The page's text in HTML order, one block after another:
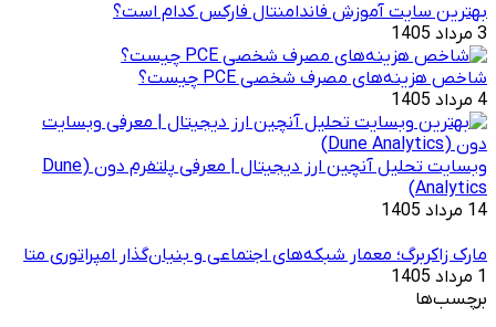
بهترین سایت آموزش فاندامنتال فارکس کدام است؟
3 مرداد 1405
شاخص هزینه‌های مصرف شخصی PCE چیست؟
4 مرداد 1405
وبسایت تحلیل آنچین ارز دیجیتال | معرفی پلتفرم دون (Dune
Analytics)
14 مرداد 1405
مارک زاکربرگ؛ معمار شبکه‌های اجتماعی و بنیان‌گذار امپراتوری متا
1 مرداد 1405
برچسب‌ها